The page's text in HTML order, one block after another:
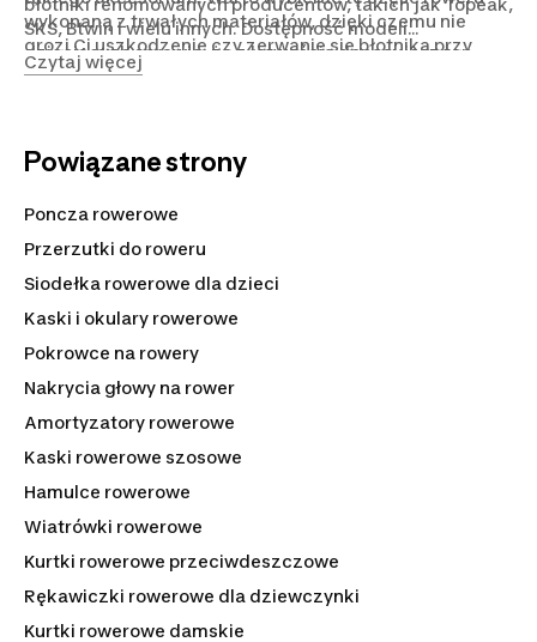
wykonaną z trwałych materiałów, dzięki czemu nie
grozi Ci uszkodzenie czy zerwanie się błotnika przy
silnym wietrze.
błotniki renomowanych producentów, takich jak Topeak,
SKS, Btwin i wielu innych. Dostępność modeli
dziecięcych sprawia, że z łatwością dopasujesz ten
gadżet także do najmniejszych rowerków. Szeroka
wszystko to znajdziesz w sklepie internetowym
Decathlon.pl. Zamów online z wygodną dostawą do
ochronne akcesorium, które podniesie przyjemność z
jazdy w każdych warunkach!
Czytaj więcej
Powiązane strony
Poncza rowerowe
Przerzutki do roweru
Siodełka rowerowe dla dzieci
Kaski i okulary rowerowe
Pokrowce na rowery
Nakrycia głowy na rower
Amortyzatory rowerowe
Kaski rowerowe szosowe
Hamulce rowerowe
Wiatrówki rowerowe
Kurtki rowerowe przeciwdeszczowe
Rękawiczki rowerowe dla dziewczynki
Kurtki rowerowe damskie